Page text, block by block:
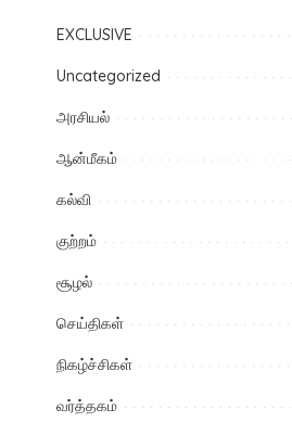
EXCLUSIVE
Uncategorized
அரசியல்
ஆன்மீகம்
கல்வி
குற்றம்
சூழல்
செய்திகள்
நிகழ்ச்சிகள்
வர்த்தகம்